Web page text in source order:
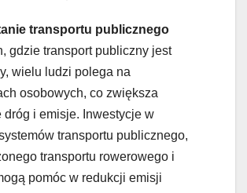
transportu publicznego
gdzie transport publiczny jest
wielu ludzi polega na
osobowych, co zwiększa
dróg i emisje. Inwestycje w
transportu publicznego,
transportu rowerowego i
pomóc w redukcji emisji